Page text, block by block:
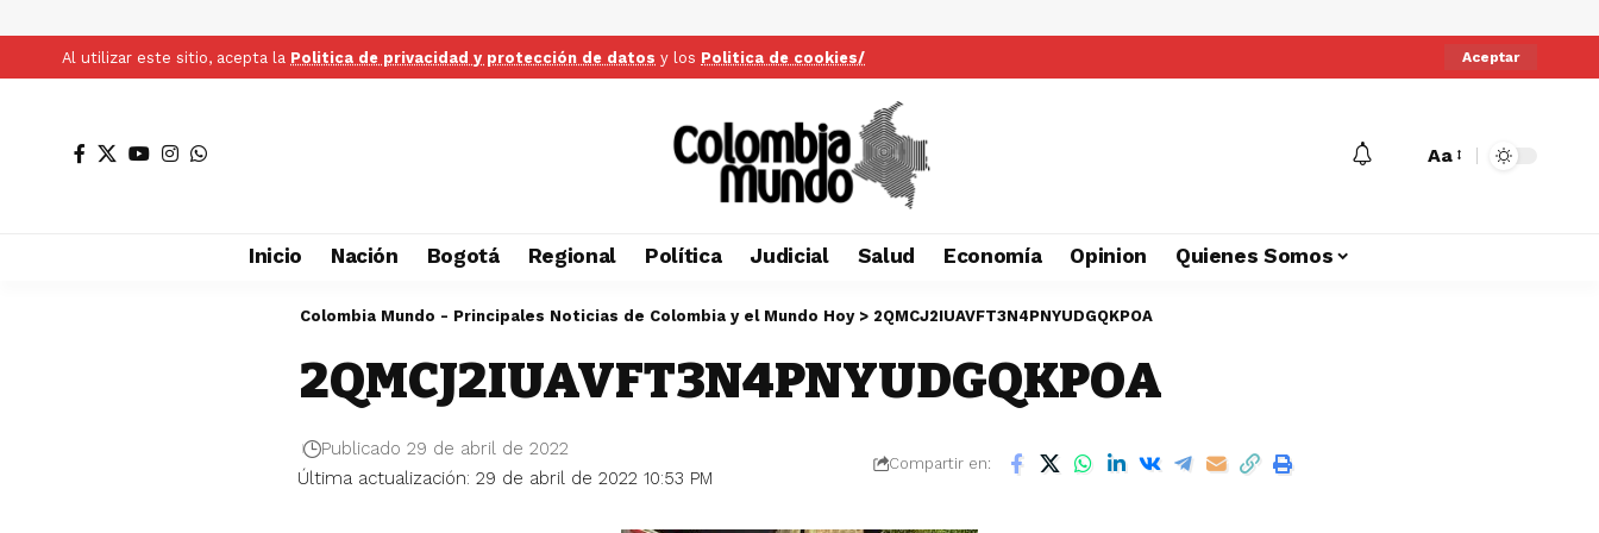
Al utilizar este sitio, acepta la Politica de privacidad y protección de datos y los Politica de cookies/ Aceptar
Aa
Inicio Nación Bogotá Regional Política Judicial Salud Economía Opinion Quienes Somos
Colombia Mundo - Principales Noticias de Colombia y el Mundo Hoy> 2QMCJ2IUAVFT3N4PNYUDGQKPOA
2QMCJ2IUAVFT3N4PNYUDGQKPOA
Última actualización: 29 de abril de 2022 10:53 PM
Publicado 29 de abril de 2022
Compartir en: